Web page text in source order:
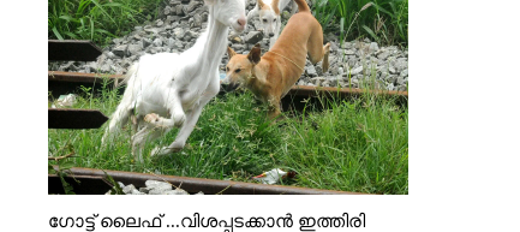
ഗോട്ട് ലൈഫ് ...വിശപ്പടക്കാൻ ഇത്തിരി